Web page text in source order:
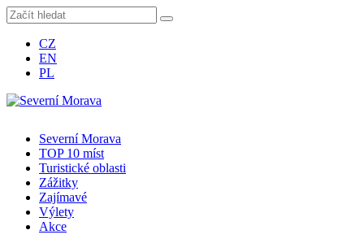
CZ
EN
PL
Severní Morava
TOP 10 míst
Turistické oblasti
Zážitky
Zajímavé
Výlety
Akce